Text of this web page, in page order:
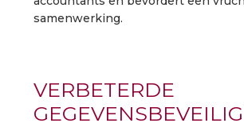
samenwerking.
VERBETERDE